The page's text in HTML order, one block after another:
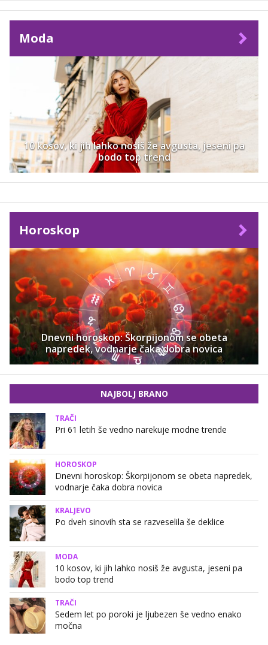
Moda
10 kosov, ki jih lahko nosiš že avgusta, jeseni pa
bodo top trend
Horoskop
Dnevni horoskop: Škorpijonom se obeta
napredek, vodnarje čaka dobra novica
NAJBOLJ BRANO
TRAČI
Pri 61 letih še vedno narekuje modne trende
HOROSKOP
Dnevni horoskop: Škorpijonom se obeta napredek,
vodnarje čaka dobra novica
KRALJEVO
Po dveh sinovih sta se razveselila še deklice
MODA
10 kosov, ki jih lahko nosiš že avgusta, jeseni pa
bodo top trend
TRAČI
Sedem let po poroki je ljubezen še vedno enako
močna